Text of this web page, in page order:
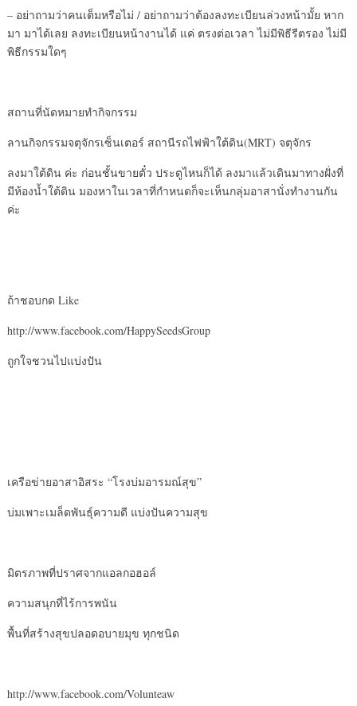
– อย่าถามว่าคนเต็มหรือไม่ / อย่าถามว่าต้องลงทะเบียนล่วงหน้ามั้ย หาก
มา มาได้เลย ลงทะเบียนหน้างานได้ แค่ ตรงต่อเวลา ไม่มีพิธีรีตรอง ไม่มี
พิธีกรรมใดๆ
สถานที่นัดหมายทำกิจกรรม
ลานกิจกรรมจตุจักรเซ็นเตอร์ สถานีรถไฟฟ้าใต้ดิน(MRT) จตุจักร
ลงมาใต้ดิน ค่ะ ก่อนชั้นขายตั๋ว ประตูไหนก็ได้ ลงมาแล้วเดินมาทางฝั่งที่
มีห้องน้ำใต้ดิน มองหาในเวลาที่กำหนดก็จะเห็นกลุ่มอาสานั่งทำงานกัน
ค่ะ
ถ้าชอบกด Like
http://www.facebook.com/HappySeedsGroup
ถูกใจชวนไปแบ่งปัน
เครือข่ายอาสาอิสระ “โรงบ่มอารมณ์สุข”
บ่มเพาะเมล็ดพันธุ์ความดี แบ่งปันความสุข
มิตรภาพที่ปราศจากแอลกอฮอล์
ความสนุกที่ไร้การพนัน
พื้นที่สร้างสุขปลอดอบายมุข ทุกชนิด
http://www.facebook.com/Volunteaw